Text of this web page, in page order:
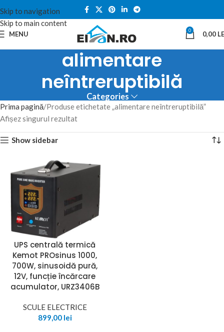
Skip to navigation
Skip to main content
MENU 0 0,00
alimentare
neîntreruptibilă
Categories
Prima pagină Produse etichetate „alimentare neîntreruptibilă”
Afișez singurul rezultat
Show sidebar
UPS centrală termică
Kemot PROsinus 1000,
700W, sinusoidă pură,
12V, funcție încărcare
acumulator, URZ3406B
SCULE ELECTRICE
899,00 lei